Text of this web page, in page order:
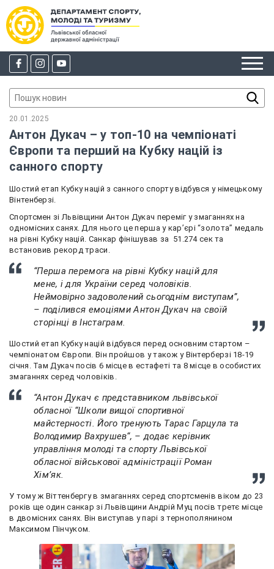
20.01.2025
Антон Дукач – у топ-10 на чемпіонаті
Європи та перший на Кубку націй із
санного спорту
Шостий етап Кубку націй з санного спорту відбувся у німецькому
Вінтенберзі.
Спортсмен зі Львівщини Антон Дукач переміг у змаганнях на
одномісних санях. Для нього це перша у кар’єрі “золота” медаль
на рівні Кубку націй. Санкар фінішував за 51.274 сек та
встановив рекорд траси.
“Перша перемога на рівні Кубку націй для
мене, і для України серед чоловіків.
Неймовірно задоволений сьогоднім виступам”,
– поділився емоціями Антон Дукач на своїй
сторінці в Інстаграм.
Шостий етап Кубку націй відбувся перед основним стартом –
чемпіонатом Європи. Він пройшов у також у Вінтерберзі 18-19
січня. Там Дукач посів 6 місце в естафеті та 8 місце в особистих
змаганнях серед чоловіків.
“Антон Дукач є представником львівської
обласної “Школи вищої спортивної
майстерності. Його тренують Тарас Гарцула та
Володимир Вахрушев“, – додає керівник
управління молоді та спорту Львівської
обласної військової адміністрації Роман
Хімʼяк.
У тому ж Віттенбергу в змаганнях серед спортсменів віком до 23
років ще один санкар зі Львівщини Андрій Муц посів третє місце
в двомісних санях. Він виступав у парі з тернополянином
Максимом Пінчуком.